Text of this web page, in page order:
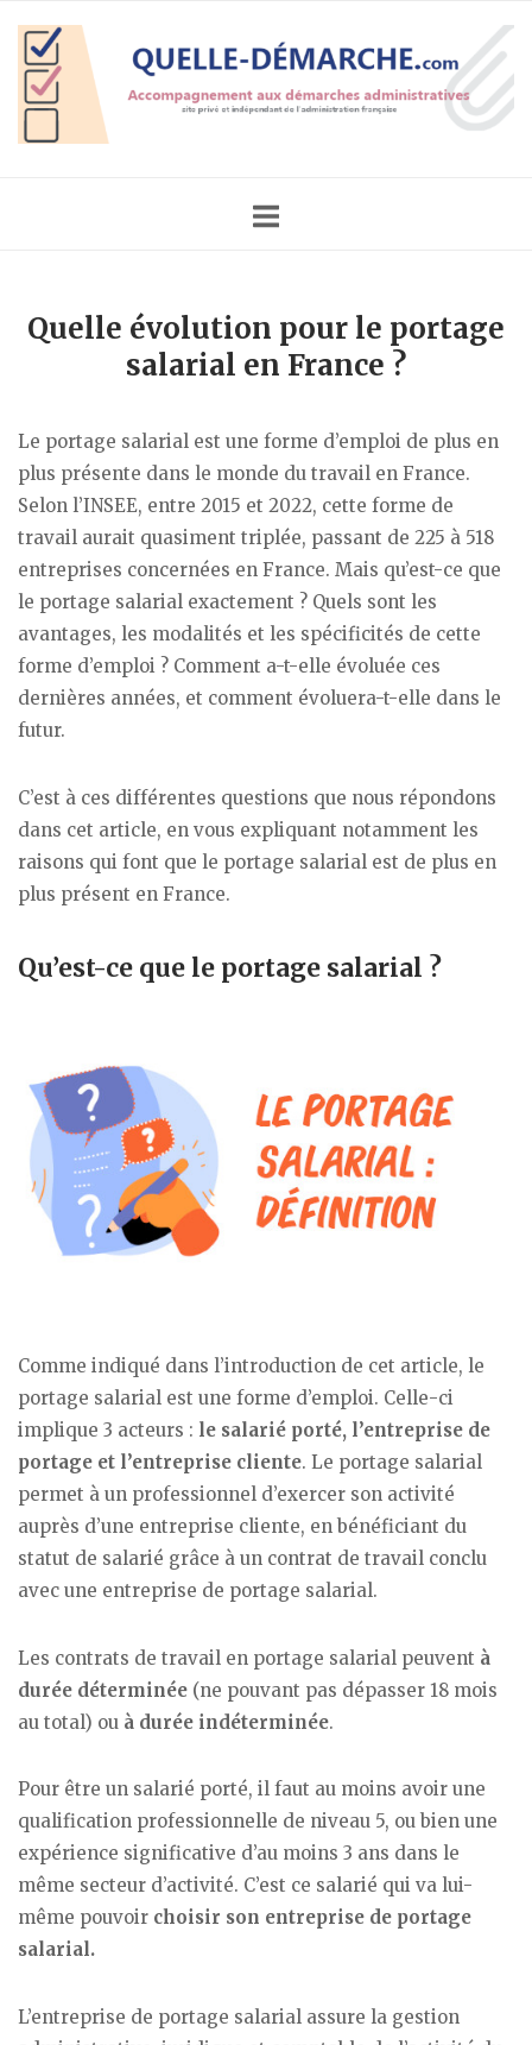
content
Home
Quelle évolution pour le portage
salarial en France ?
Le portage salarial est une forme d’emploi de plus en
plus présente dans le monde du travail en France.
Selon l’INSEE, entre 2015 et 2022, cette forme de
travail aurait quasiment triplée, passant de 225 à 518
entreprises concernées en France. Mais qu’est-ce que
le portage salarial exactement ? Quels sont les
avantages, les modalités et les spécificités de cette
forme d’emploi ? Comment a-t-elle évoluée ces
dernières années, et comment évoluera-t-elle dans le
futur.
C’est à ces différentes questions que nous répondons
dans cet article, en vous expliquant notamment les
raisons qui font que le portage salarial est de plus en
plus présent en France.
Qu’est-ce que le portage salarial ?
Comme indiqué dans l’introduction de cet article, le
portage salarial est une forme d’emploi. Celle-ci
implique 3 acteurs : le salarié porté, l’entreprise de
portage et l’entreprise cliente. Le portage salarial
permet à un professionnel d’exercer son activité
auprès d’une entreprise cliente, en bénéficiant du
statut de salarié grâce à un contrat de travail conclu
avec une entreprise de portage salarial.
Les contrats de travail en portage salarial peuvent à
durée déterminée (ne pouvant pas dépasser 18 mois
au total) ou à durée indéterminée.
Pour être un salarié porté, il faut au moins avoir une
qualification professionnelle de niveau 5, ou bien une
expérience significative d’au moins 3 ans dans le
même secteur d’activité. C’est ce salarié qui va lui-
même pouvoir choisir son entreprise de portage
salarial.
L’entreprise de portage salarial assure la gestion